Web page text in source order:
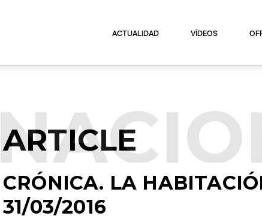
ACTUALIDAD VÍDEOS
ARTICLE
CRÓNICA. LA
31/03/2016